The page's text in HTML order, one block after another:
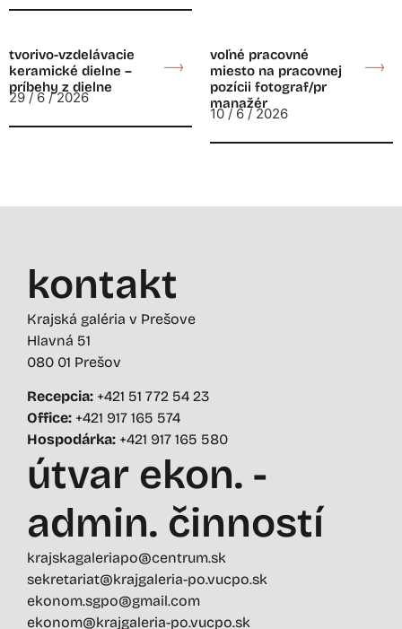
tvorivo-vzdelávacie
keramické dielne –
príbehy z dielne
29 / 6 / 2026
voľné pracovné
miesto na pracovnej
pozícii fotograf/pr
manažér
10 / 6 / 2026
kontakt
Krajská galéria v Prešove
Hlavná 51
080 01 Prešov
Recepcia: +421 51 772 54 23
Office: +421 917 165 574
Hospodárka: +421 917 165 580
útvar ekon. -
admin. činností
krajskagaleriapo@centrum.sk
sekretariat@krajgaleria-po.vucpo.sk
ekonom.sgpo@gmail.com
ekonom@krajgaleria-po.vucpo.sk